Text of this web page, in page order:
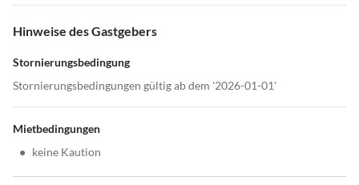
Hinweise des Gastgebers
Stornierungsbedingung
Stornierungsbedingungen gültig ab dem '2026-01-01'
Mietbedingungen
• keine Kaution